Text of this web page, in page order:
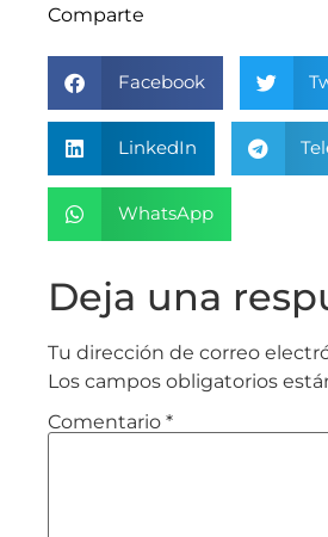
Comparte
Facebook
LinkedIn
WhatsApp
Deja una
Tu dirección de correo
Los campos obligatorios
Comentario *